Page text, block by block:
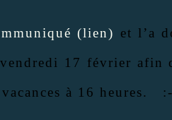
(lien) et l’a
17 février afin
vacances à 16 heures.